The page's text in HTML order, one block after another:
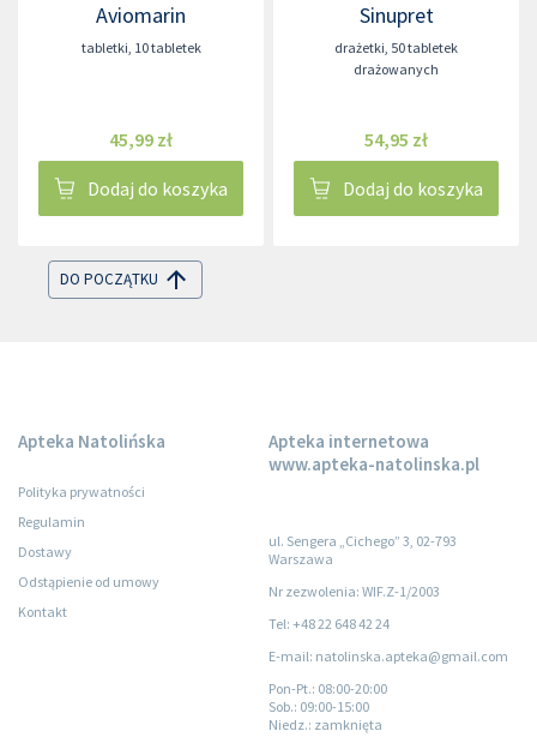
Aviomarin
tabletki, 10 tabletek
45,99 zł
Dodaj do koszyka
Sinupret
drażetki, 50 tabletek
drażowanych
54,95 zł
Dodaj do koszyka
DO POCZĄTKU
Apteka Natolińska
Polityka prywatności
Regulamin
Dostawy
Odstąpienie od umowy
Kontakt
Apteka internetowa
www.apteka-natolinska.pl
ul. Sengera „Cichego” 3, 02-793
Warszawa
Nr zezwolenia: WIF.Z-1/2003
Tel: +48 22 648 42 24
E-mail: natolinska.apteka@gmail.com
Pon-Pt.: 08:00-20:00
Sob.: 09:00-15:00
Niedz.: zamknięta